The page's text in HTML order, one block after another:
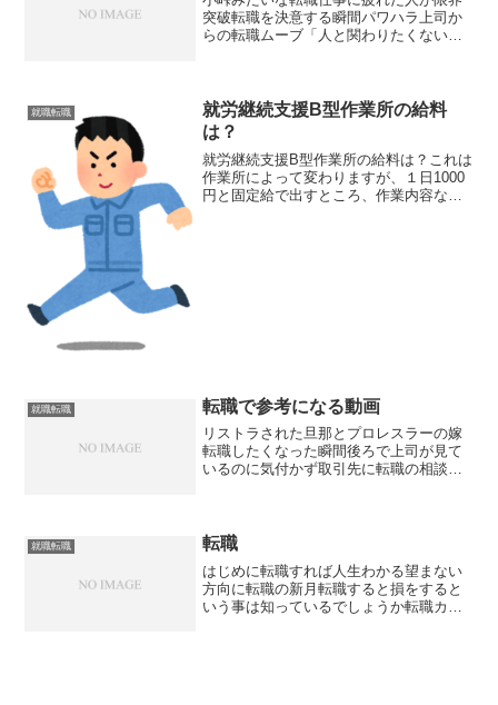
突破転職を決意する瞬間パワハラ上司か
らの転職ムーブ「人と関わりたくない
の接触がしんどくなったり...
就職転職
就労継続支援B型作業所の給料
は？
就労継続支援B型作業所の給料は？これは
作業所によって変わりますが、１日1000
円と固定給で出すところ、作業内容など
就職転職 転職で参考になる動画
リストラされた旦那とプロレスラーの嫁
転職したくなった瞬間後ろで上司が見て
いるのに気付かず取引先に転職の相談を
に押さえておきたいこと会...
就職転職 転職
はじめに転職すれば人生わかる望まない
方向に転職の新月転職すると損をすると
いう事は知っているでしょうか転職カウ